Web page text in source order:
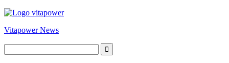
Vitapower News